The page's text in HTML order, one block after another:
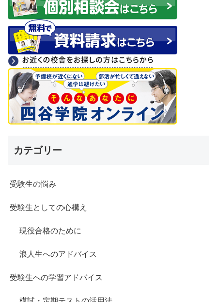
カテゴリー
受験生の悩み
受験生としての心構え
現役合格のために
浪人生へのアドバイス
受験生への学習アドバイス